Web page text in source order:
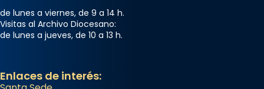
de lunes a viernes, de 9 a 14 h.
Visitas al Archivo Diocesano:
de lunes a jueves, de 10 a 13 h.
Enlaces de interés: